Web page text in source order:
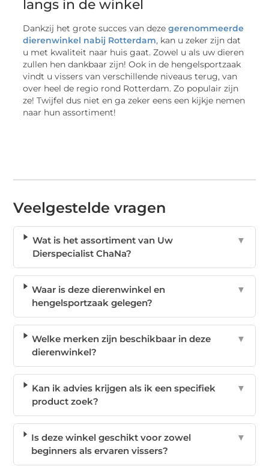
langs in de winkel
Dankzij het grote succes van dezegerenommeerde
dierenwinkel nabij Rotterdam, kan u zeker zijn dat
u met kwaliteit naar huis gaat. Zowel u als uw dieren
zullen hen dankbaar zijn! Ook in de hengelsportzaak
vindt u vissers van verschillende niveaus terug, van
over heel de regio rond Rotterdam. Zo populair zijn
ze! Twijfel dus niet en ga zeker eens een kijkje nemen
naar hun assortiment!
Veelgestelde vragen
Wat is het assortiment van Uw
Dierspecialist ChaNa?
▼
Waar is deze dierenwinkel en
hengelsportzaak gelegen?
▼
Welke merken zijn beschikbaar in deze
dierenwinkel?
▼
Kan ik advies krijgen als ik een specifiek
product zoek?
▼
Is deze winkel geschikt voor zowel
beginners als ervaren vissers?
▼